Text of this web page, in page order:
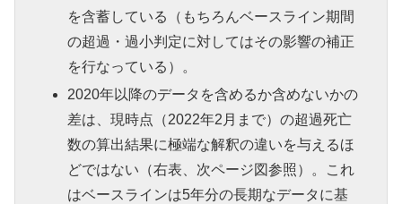
を含蓄している（もちろんベースライン期間
の超過・過小判定に対してはその影響の補正
を行なっている）。
2020年以降のデータを含めるか含めないかの
差は、現時点（2022年2月まで）の超過死亡
数の算出結果に極端な解釈の違いを与えるほ
どではない（右表、次ページ図参照）。これ
はベースラインは5年分の長期なデータに基